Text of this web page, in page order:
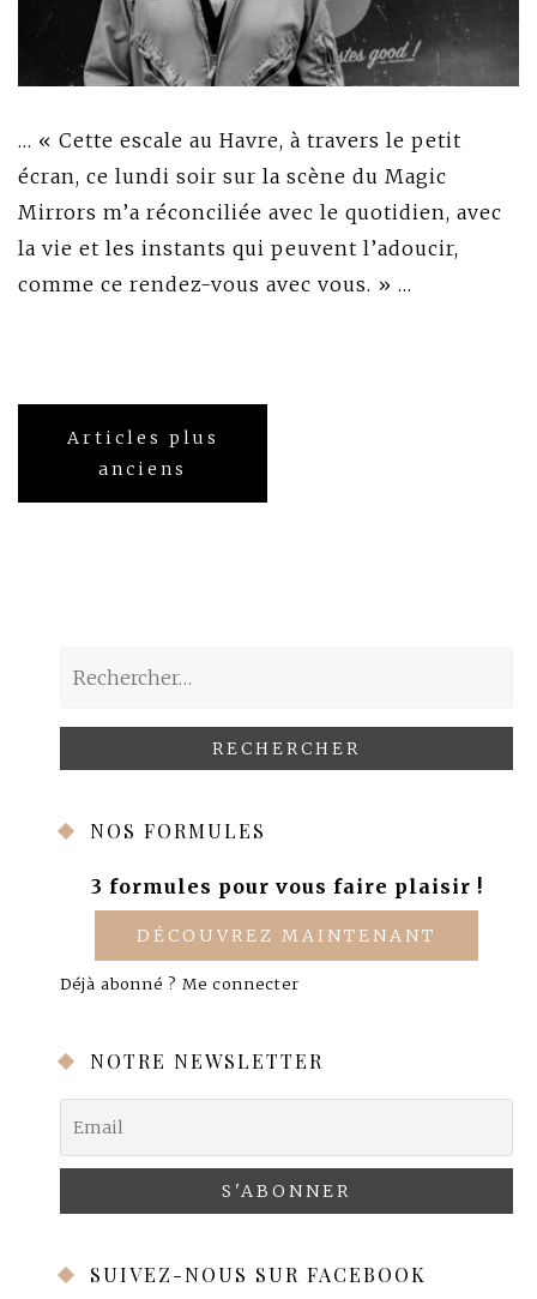
… « Cette escale au Havre, à travers le petit
écran, ce lundi soir sur la scène du Magic
Mirrors m’a réconciliée avec le quotidien, avec
la vie et les instants qui peuvent l’adoucir,
comme ce rendez-vous avec vous. » …
Navigation
Articles plus
anciens
NOS FORMULES
3 formules pour vous faire plaisir !
DÉCOUVREZ MAINTENANT
Déjà abonné ? Me connecter
NOTRE NEWSLETTER
SUIVEZ-NOUS SUR FACEBOOK